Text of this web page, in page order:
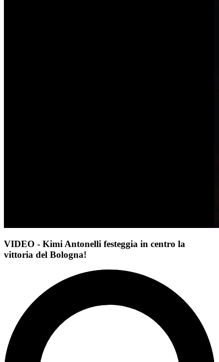
VIDEO - Kimi Antonelli festeggia in centro la
vittoria del Bologna!